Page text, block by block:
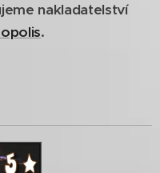
nakladatelství
.